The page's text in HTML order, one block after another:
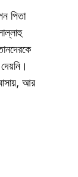
পিতা
বাসায়, আর